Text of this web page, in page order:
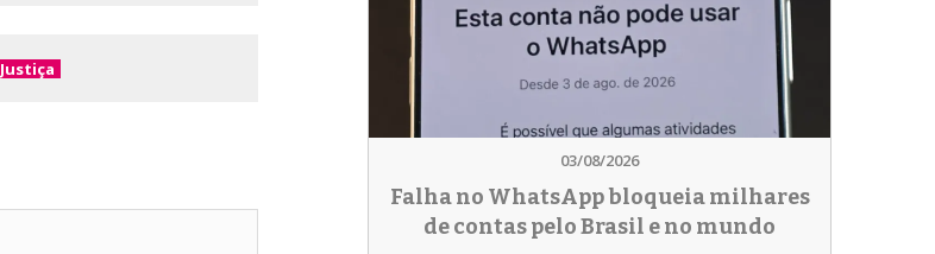
Justiça
03/08/2026
Falha no WhatsApp bloqueia milhares
de contas pelo Brasil e no mundo